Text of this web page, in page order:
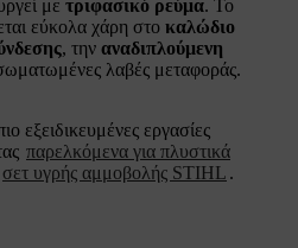
με τριφασικό ρεύμα. Το
εύκολα χάρη στο καλώδιο
, την αναδιπλούμενη
λαβές μεταφοράς.
εξειδικευμένες εργασίες
παρελκόμενα για πλυστικά
σετ υγρής αμμοβολής STIHL .